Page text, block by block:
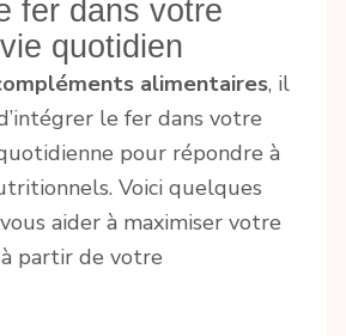
fer dans votre
quotidien
alimentaires, il
le fer dans votre
pour répondre à
Voici quelques
aider à maximiser votre
partir de votre